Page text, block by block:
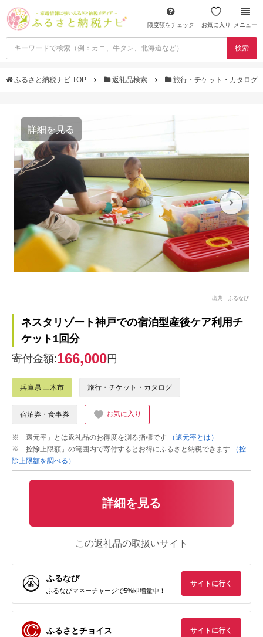
限度額をチェック お気に入り メニュー
検索
ふるさと納税ナビ TOP 返礼品検索 旅行・チケット・カタログ
詳細を見る
出典：ふるなび
ネスタリゾート神戸での宿泊型産後ケア利用チ
ケット1回分
寄付金額:166,000円
兵庫県 三木市 旅行・チケット・カタログ
宿泊券・食事券 お気に入り
※「還元率」とは返礼品のお得度を測る指標です
（還元率とは）
※「控除上限額」の範囲内で寄付するとお得にふるさと納税できます
（控
除上限額を調べる）
詳細を見る
この返礼品の取扱いサイト
ふるなび
ふるなびマネーチャージで5%即増量中！
サイトに行く
ふるさとチョイス サイトに行く